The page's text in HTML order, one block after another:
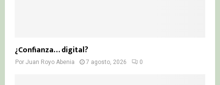
¿Confianza… digital?
Por Juan Royo Abenia 7 agosto, 2026 0